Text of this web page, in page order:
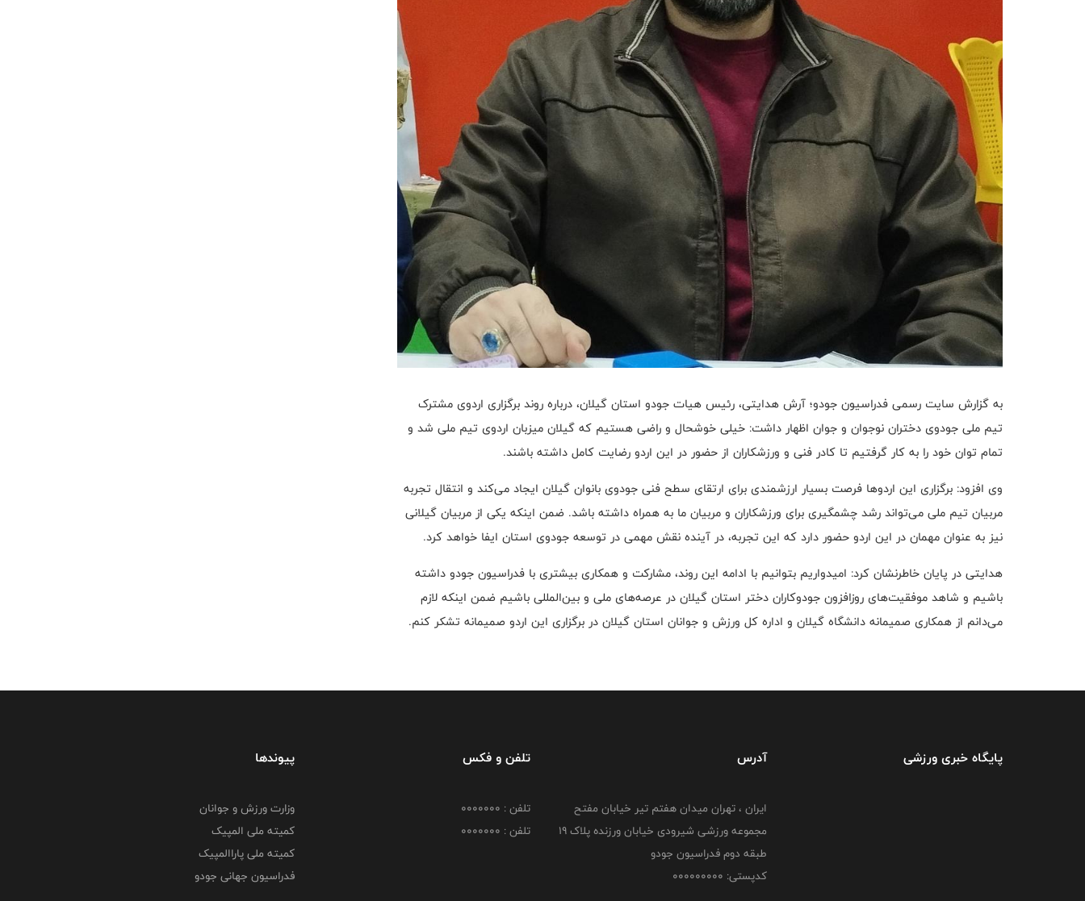
به گزارش سایت رسمی فدراسیون جودو؛ آرش هدایتی، رئیس هیات جودو استان گیلان، درباره روند برگزاری اردوی مشترک
تیم ملی جودوی دختران نوجوان و جوان اظهار داشت: خیلی خوشحال و راضی هستیم که گیلان میزبان اردوی تیم ملی شد و
تمام توان خود را به کار گرفتیم تا کادر فنی و ورزشکاران از حضور در این اردو رضایت کامل داشته باشند.
وی افزود: برگزاری این اردوها فرصت بسیار ارزشمندی برای ارتقای سطح فنی جودوی بانوان گیلان ایجاد می‌کند و انتقال تجربه
مربیان تیم ملی می‌تواند رشد چشمگیری برای ورزشکاران و مربیان ما به همراه داشته باشد. ضمن اینکه یکی از مربیان گیلانی
نیز به عنوان مهمان در این اردو حضور دارد که این تجربه، در آینده نقش مهمی در توسعه جودوی استان ایفا خواهد کرد.
هدایتی در پایان خاطرنشان کرد: امیدواریم بتوانیم با ادامه این روند، مشارکت و همکاری بیشتری با فدراسیون جودو داشته
باشیم و شاهد موفقیت‌های روزافزون جودوکاران دختر استان گیلان در عرصه‌های ملی و بین‌المللی باشیم ضمن اینکه لازم
می‌دانم از همکاری صمیمانه دانشگاه گیلان و اداره کل ورزش و جوانان استان گیلان در برگزاری این اردو صمیمانه تشکر کنم.
پایگاه خبری ورزشی آدرس
ایران ، تهران میدان هفتم تیر خیابان مفتح
مجموعه ورزشی شیرودی خیابان ورزنده پلاک ۱۹
طبقه دوم فدراسیون جودو
کدپستی: 000000000
تلفن و فکس
تلفن : 0000000
تلفن : 0000000
پیوندها
وزارت ورزش و جوانان
کمیته ملی المپیک
کمیته ملی پاراالمپیک
فدراسیون جهانی جودو